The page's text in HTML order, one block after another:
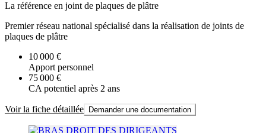
La référence en joint de plaques de plâtre
Premier réseau national spécialisé dans la réalisation de joints de
plaques de plâtre
10 000 €
Apport personnel
75 000 €
CA potentiel après 2 ans
Voir la fiche détaillée Demander une documentation